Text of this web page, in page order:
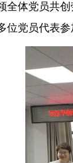
全体党员共
党员代表